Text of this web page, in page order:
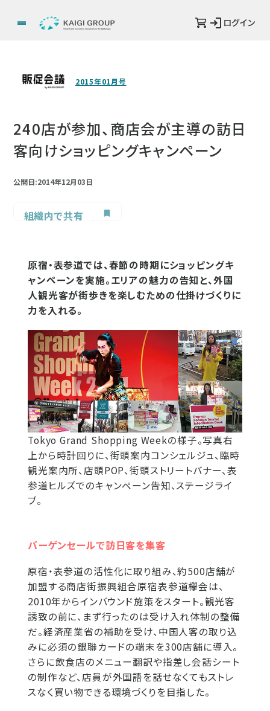
ログイン
2015年01月号
240店が参加、商店会が主導の訪日
客向けショッピングキャンペーン
公開日:2014年12月03日
組織内で共有
原宿・表参道では、春節の時期にショッピングキ
ャンペーンを実施。エリアの魅力の告知と、外国
人観光客が街歩きを楽しむための仕掛けづくりに
力を入れる。
Tokyo Grand Shopping Weekの様子。写真右
上から時計回りに、街頭案内コンシェルジュ、臨時
観光案内所、店頭POP、街頭ストリートバナー、表
参道ヒルズでのキャンペーン告知、ステージライ
ブ。
バーゲンセールで訪日客を集客
原宿・表参道の活性化に取り組み、約500店舗が
加盟する商店街振興組合原宿表参道欅会は、
2010年からインバウンド施策をスタート。観光客
誘致の前に、まず行ったのは受け入れ体制の整備
だ。経済産業省の補助を受け、中国人客の取り込
みに必須の銀聯カードの端末を300店舗に導入。
さらに飲食店のメニュー翻訳や指差し会話シート
の制作など、店員が外国語を話せなくてもストレ
スなく買い物できる環境づくりを目指した。